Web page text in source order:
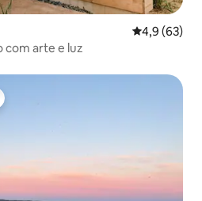
4,9 de uma
4,9 (63)
com arte e luz